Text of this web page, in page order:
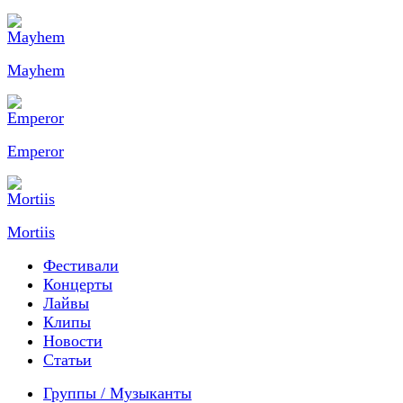
Mayhem
Emperor
Mortiis
Фестивали
Концерты
Лайвы
Клипы
Новости
Статьи
Группы / Музыканты